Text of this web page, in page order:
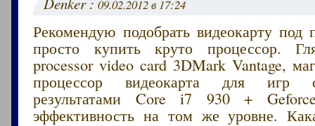
09.02.2012 в 17:24
Рекомендую подобрать видеокарту под
просто купить круто процессор.
processor video card 3DMark Vantage,
процессор видеокарта для игр
результатами Core i7 930 +
эффективность на том же уровне.